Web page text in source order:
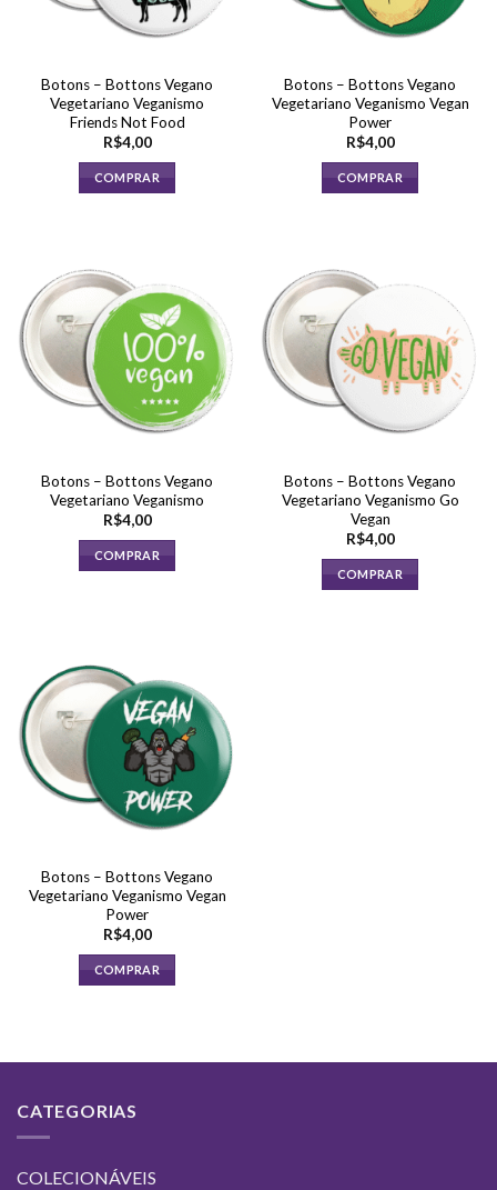
Botons – Bottons Vegano
Vegetariano Veganismo
Friends Not Food
R$4,00
COMPRAR
Botons – Bottons Vegano
Vegetariano Veganismo Vegan
Power
R$4,00
COMPRAR
Botons – Bottons Vegano
Vegetariano Veganismo
R$4,00
COMPRAR
Botons – Bottons Vegano
Vegetariano Veganismo Go
Vegan
R$4,00
COMPRAR
Botons – Bottons Vegano
Vegetariano Veganismo Vegan
Power
R$4,00
COMPRAR
CATEGORIAS
COLECIONÁVEIS